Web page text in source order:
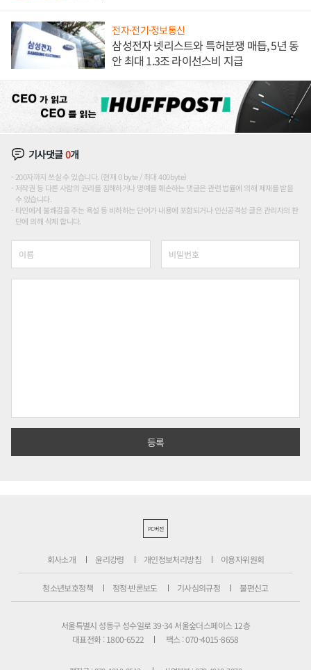
전자·전기·정보통신
삼성전자 넷리스트와 특허분쟁 매듭, 5년 동
안 최대 1.3조 라이선스비 지급
기사댓글0개
200자까지 쓰실 수 있습니다. (현재 0 byte / 최대 400byte)
저작권 등 다른 사람의 권리를 침해하거나 명예를 훼손하는 댓글은 관련 법률에 의해 제재를 받을
수 있습니다.
타인에게 불쾌감을 주는 욕설 등 비하하는 단어가 내용에 포함되거나 인신공격성 글은 관리자의 판
단에 의해 삭제 합니다.
PC버전
회사소개 윤리강령 개인정보처리방침 이용자위원회
청소년보호정책 정정·반론보도 기사심의규정 불편신고
서울특별시 성동구 성수일로 39-34 서울숲더스페이스 12층
대표전화 : 1800-6522
팩스 : 070-4015-8658